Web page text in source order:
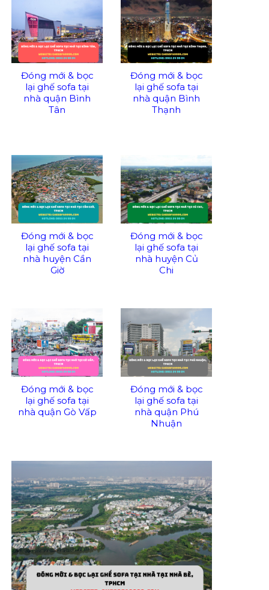
Đóng mới & bọc
lại ghế sofa tại
nhà quận Bình
Tân
Đóng mới & bọc
lại ghế sofa tại
nhà quận Bình
Thạnh
Đóng mới & bọc
lại ghế sofa tại
nhà huyện Cần
Giờ
Đóng mới & bọc
lại ghế sofa tại
nhà huyện Củ
Chi
Đóng mới & bọc
lại ghế sofa tại
nhà quận Gò Vấp
Đóng mới & bọc
lại ghế sofa tại
nhà quận Phú
Nhuận